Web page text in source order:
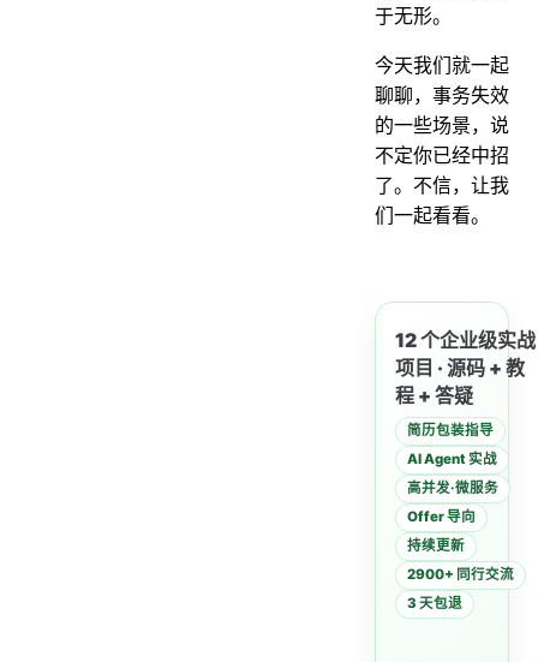
于无形。
今天我们就一起
聊聊，事务失效
的一些场景，说
不定你已经中招
了。不信，让我
们一起看看。
12 个企业级实战
项目 · 源码 + 教
程 + 答疑
简历包装指导
AI Agent 实战
高并发·微服务
Offer 导向
持续更新
2900+ 同行交流
3 天包退